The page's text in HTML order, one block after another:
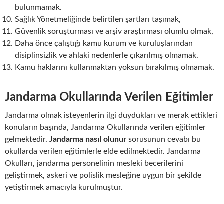
bulunmamak.
Sağlık Yönetmeliğinde belirtilen şartları taşımak,
Güvenlik soruşturması ve arşiv araştırması olumlu olmak,
Daha önce çalıştığı kamu kurum ve kuruluşlarından
disiplinsizlik ve ahlaki nedenlerle çıkarılmış olmamak.
Kamu haklarını kullanmaktan yoksun bırakılmış olmamak.
Jandarma Okullarında Verilen Eğitimler
Jandarma olmak isteyenlerin ilgi duydukları ve merak ettikleri
konuların başında, Jandarma Okullarında verilen eğitimler
gelmektedir. Jandarma nasıl olunur sorusunun cevabı bu
okullarda verilen eğitimlerle elde edilmektedir. Jandarma
Okulları, jandarma personelinin mesleki becerilerini
geliştirmek, askeri ve polislik mesleğine uygun bir şekilde
yetiştirmek amacıyla kurulmuştur.